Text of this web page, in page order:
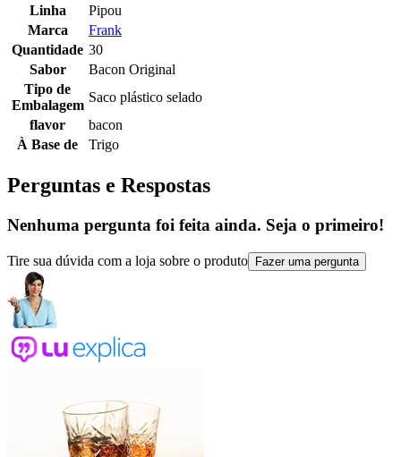
Linha
Pipou
Marca
Frank
Quantidade 30
Sabor
Bacon Original
Tipo de
Embalagem
Saco plástico selado
flavor
bacon
À Base de
Trigo
Perguntas e Respostas
Nenhuma pergunta foi feita ainda. Seja o primeiro!
Tire sua dúvida com a loja sobre o produto Fazer uma pergunta